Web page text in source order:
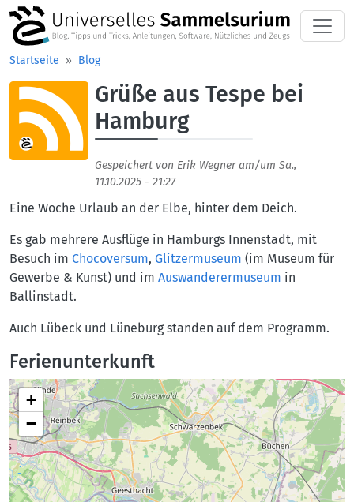
Direkt zum Inhalt
Startseite Blog
Grüße aus Tespe bei
Hamburg
Aufmacherbild
Gespeichert von Erik Wegneram/um Sa.,
11.10.2025 - 21:27
Eine Woche Urlaub an der Elbe, hinter dem Deich.
Es gab mehrere Ausflüge in Hamburgs Innenstadt, mit
Besuch im Chocoversum, Glitzermuseum (im Museum für
Gewerbe & Kunst) und im Auswanderermuseum in
Ballinstadt.
Auch Lübeck und Lüneburg standen auf dem Programm.
Ferienunterkunft
+
−